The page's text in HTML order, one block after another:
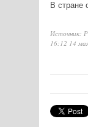
В стране
Источник:
16:12 14